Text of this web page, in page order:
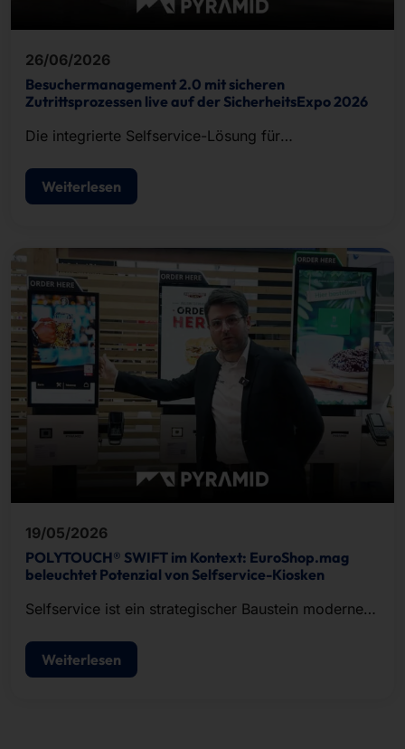
26/06/2026
Besuchermanagement 2.0 mit sicheren
Zutrittsprozessen live auf der SicherheitsExpo 2026
Die integrierte Selfservice-Lösung für
Zutrittskontrolle.
Weiterlesen
19/05/2026
POLYTOUCH® SWIFT im Kontext: EuroShop.mag
beleuchtet Potenzial von Selfservice-Kiosken
Selfservice ist ein strategischer Baustein moderner
Weiterlesen